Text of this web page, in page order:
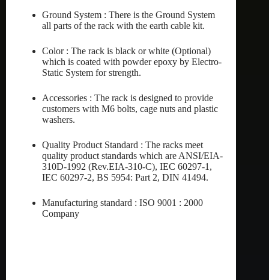
Ground System : There is the Ground System
all parts of the rack with the earth cable kit.
Color : The rack is black or white (Optional)
which is coated with powder epoxy by Electro-
Static System for strength.
Accessories : The rack is designed to provide
customers with M6 bolts, cage nuts and plastic
washers.
Quality Product Standard : The racks meet
quality product standards which are ANSI/EIA-
310D-1992 (Rev.EIA-310-C), IEC 60297-1,
IEC 60297-2, BS 5954: Part 2, DIN 41494.
Manufacturing standard : ISO 9001 : 2000
Company